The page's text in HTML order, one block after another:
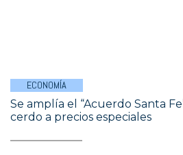
ECONOMÍA
Se amplía el “Acuerdo Santa
cerdo a precios especiales